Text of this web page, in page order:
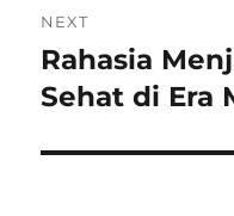
NEXT
Next
post:
Rahasia
Sehat di Era